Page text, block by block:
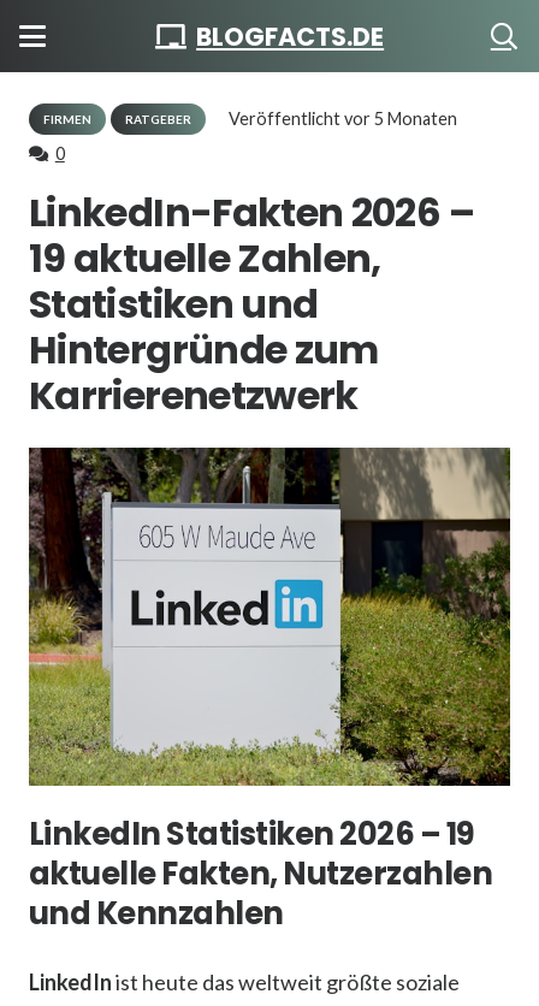
BLOGFACTS.DE
FIRMEN RATGEBER Veröffentlichtvor 5 Monaten
0
LinkedIn-Fakten 2026 –
19 aktuelle Zahlen,
Statistiken und
Hintergründe zum
Karrierenetzwerk
LinkedIn Statistiken 2026 – 19
aktuelle Fakten, Nutzerzahlen
und Kennzahlen
LinkedInist heute das weltweit größte soziale